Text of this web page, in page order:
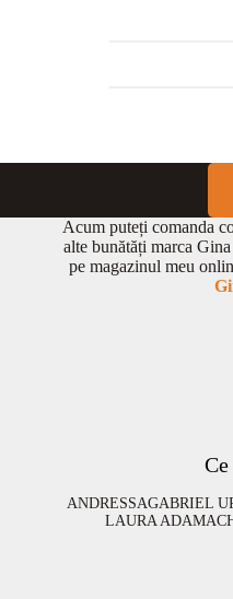
Acum puteți comanda
alte bunătăți marca
pe magazinul meu
ANDRESSAGABRIEL
LAURA